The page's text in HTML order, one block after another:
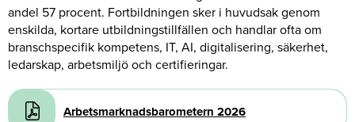
andel 57 procent. Fortbildningen sker i huvudsak genom
enskilda, kortare utbildningstillfällen och handlar ofta om
branschspecifik kompetens, IT, AI, digitalisering, säkerhet,
ledarskap, arbetsmiljö och certifieringar.
Document
Arbetsmarknadsbarometern 2026